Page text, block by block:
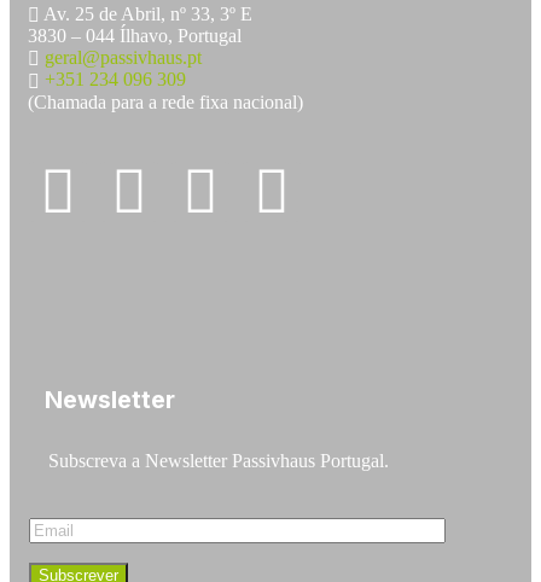
Av. 25 de Abril, nº 33, 3º E
3830 – 044 Ílhavo, Portugal
geral@passivhaus.pt
+351 234 096 309
(Chamada para a rede fixa nacional)
Newsletter
Subscreva a Newsletter Passivhaus Portugal.